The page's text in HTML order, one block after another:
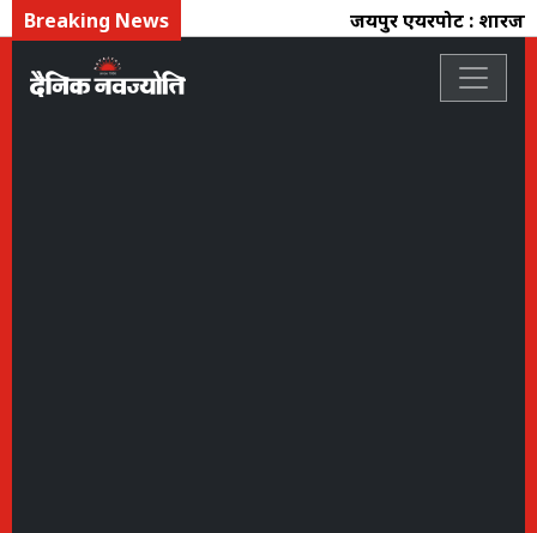
Breaking News जयपुर एयरपोर्ट :